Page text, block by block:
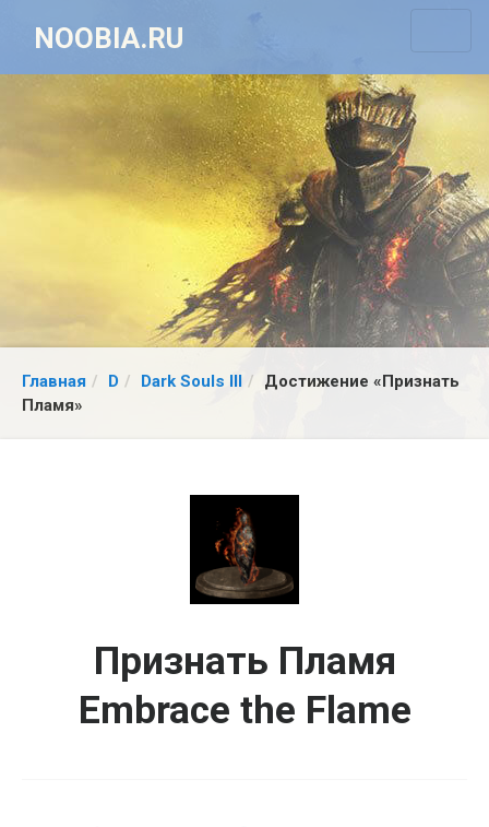
NOOBIA.RU
Главная D Dark Souls III
Достижение «Признать
Пламя»
Признать Пламя
Embrace the Flame